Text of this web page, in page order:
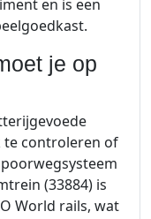
en is een
je op
te controleren of
(33884) is
World rails, wat